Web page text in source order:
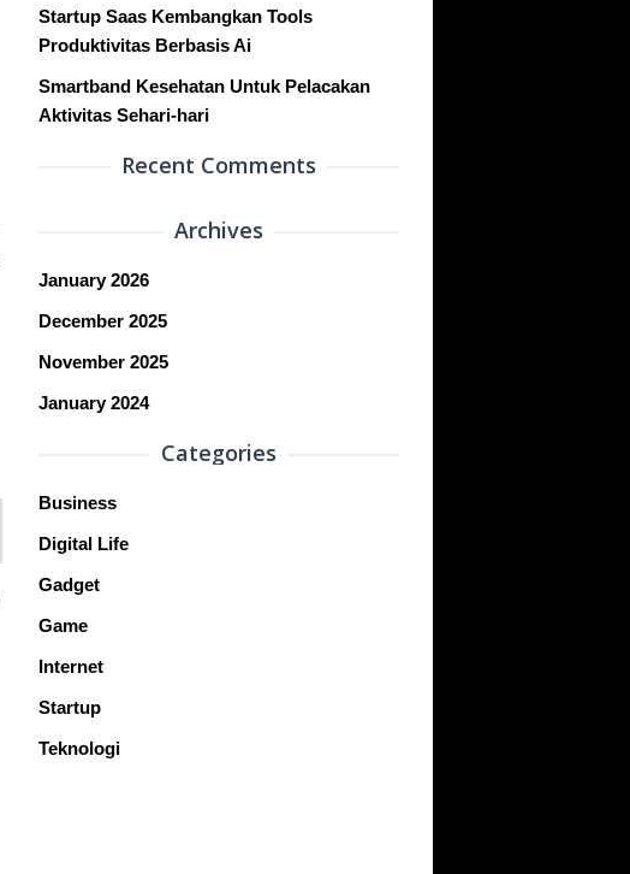
Startup Saas Kembangkan Tools
Produktivitas Berbasis Ai
Smartband Kesehatan Untuk Pelacakan
Aktivitas Sehari-hari
Recent Comments
Archives
January 2026
December 2025
November 2025
January 2024
Categories
Business
Digital Life
Gadget
Game
Internet
Startup
Teknologi